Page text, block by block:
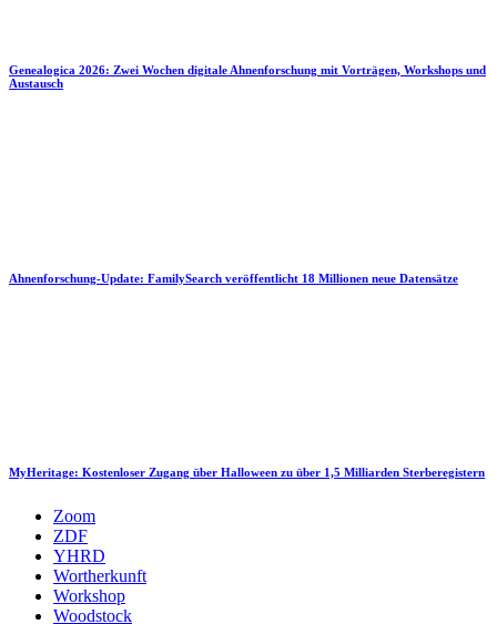
Genealogica 2026: Zwei Wochen digitale Ahnenforschung mit Vorträgen, Workshops und
Austausch
Ahnenforschung-Update: FamilySearch veröffentlicht 18 Millionen neue Datensätze
MyHeritage: Kostenloser Zugang über Halloween zu über 1,5 Milliarden Sterberegistern
Zoom
ZDF
YHRD
Wortherkunft
Workshop
Woodstock